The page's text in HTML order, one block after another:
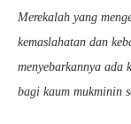
Merekalah yang
kemaslahatan dan
menyebarkannya ada
bagi kaum mukminin